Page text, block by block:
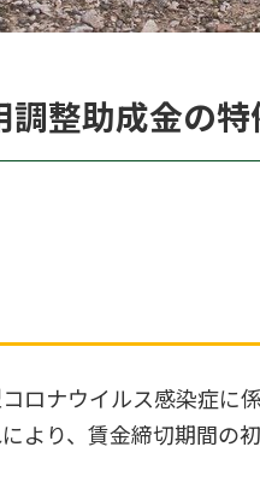
整助成金の特
ロナウイルス感染症に
より、賃金締切期間の